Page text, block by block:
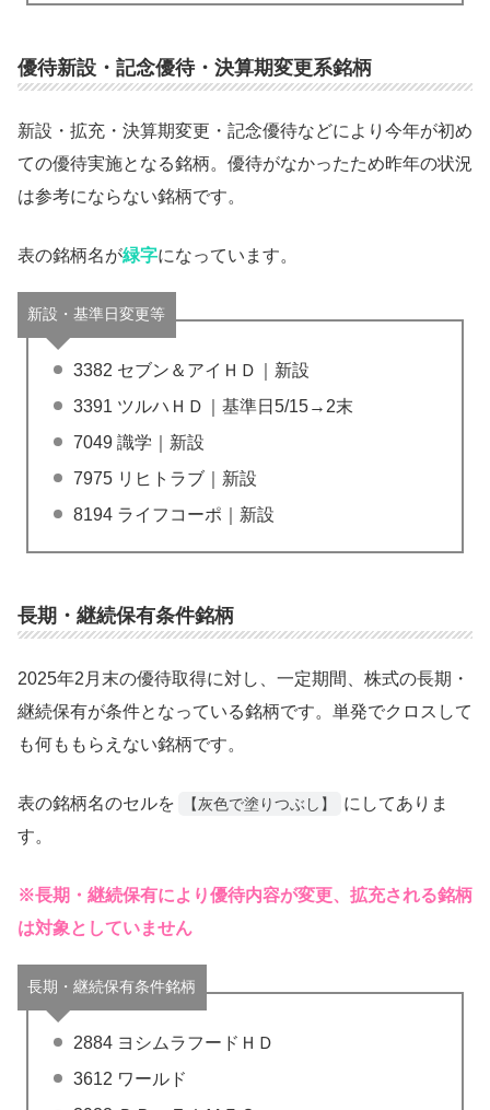
優待新設・記念優待・決算期変更系銘柄
新設・拡充・決算期変更・記念優待などにより今年が初め
ての優待実施となる銘柄。優待がなかったため昨年の状況
は参考にならない銘柄です。
表の銘柄名が緑字になっています。
新設・基準日変更等
3382 セブン＆アイＨＤ｜新設
3391 ツルハＨＤ｜基準日5/15→2末
7049 識学｜新設
7975 リヒトラブ｜新設
8194 ライフコーポ｜新設
長期・継続保有条件銘柄
2025年2月末の優待取得に対し、一定期間、株式の長期・
継続保有が条件となっている銘柄です。単発でクロスして
も何ももらえない銘柄です。
表の銘柄名のセルを 【灰色で塗りつぶし】
にしてありま
す。
※長期・継続保有により優待内容が変更、拡充される銘柄
は対象としていません
長期・継続保有条件銘柄
2884 ヨシムラフードＨＤ
3612 ワールド